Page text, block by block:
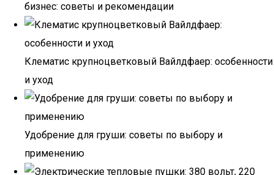
бизнес: советы и рекомендации
Клематис крупноцветковый Вайлдфаер: особенности
и уход
Удобрение для груши: советы по выбору и
применению